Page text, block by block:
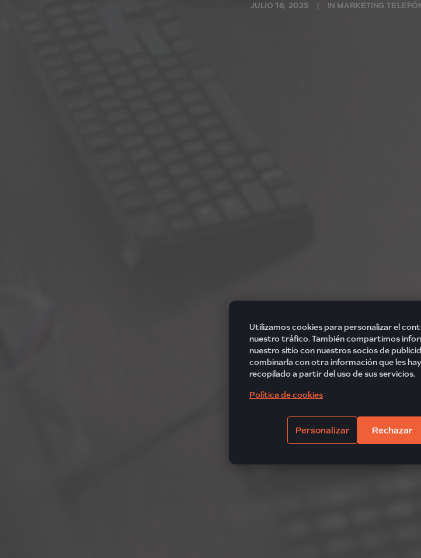
JULIO 16, 2025 IN MARKETING
Utilizamos cookies para personalizar el
nuestro tráfico. También compartimos
nuestro sitio con nuestros socios de
combinarla con otra información que les
recopilado a partir del uso de sus servicios.
Política de cookies
Personalizar Rechazar